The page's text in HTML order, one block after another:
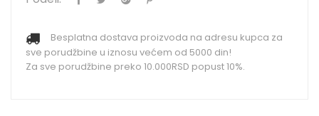
Besplatna dostava proizvoda na adresu kupca za
sve porudžbine u iznosu većem od 5000 din!
Za sve porudžbine preko 10.000RSD popust 10%.